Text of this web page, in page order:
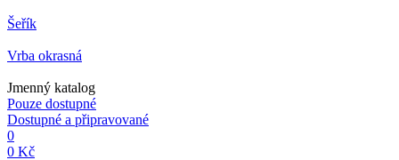
Šeřík
Vrba okrasná
Jmenný katalog
Pouze dostupné
Dostupné a připravované
0
0 Kč